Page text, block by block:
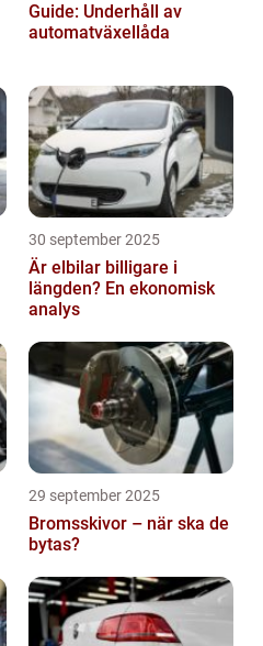
Guide: Underhåll av
automatväxellåda
30 september 2025
Är elbilar billigare i
längden? En ekonomisk
analys
29 september 2025
Bromsskivor – när ska de
bytas?